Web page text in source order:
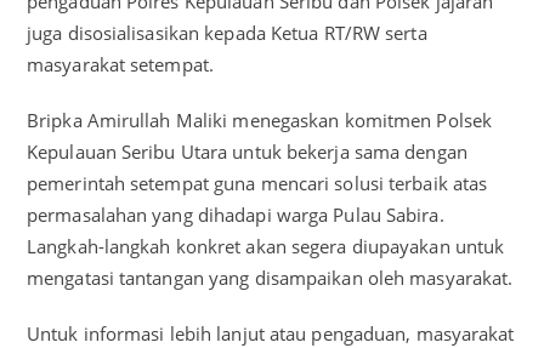
juga disosialisasikan kepada Ketua RT/RW serta
masyarakat setempat.
Bripka Amirullah Maliki menegaskan komitmen Polsek
Kepulauan Seribu Utara untuk bekerja sama dengan
pemerintah setempat guna mencari solusi terbaik atas
permasalahan yang dihadapi warga Pulau Sabira.
Langkah-langkah konkret akan segera diupayakan untuk
mengatasi tantangan yang disampaikan oleh masyarakat.
Untuk informasi lebih lanjut atau pengaduan, masyarakat